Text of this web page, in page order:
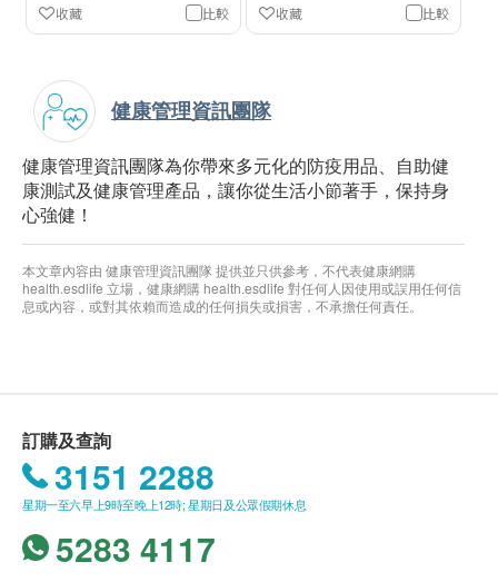
比較
收藏 比較
收藏
健康管理資訊團隊
健康管理資訊團隊為你帶來多元化的防疫用品、自助健
康測試及健康管理產品，讓你從生活小節著手，保持身
心強健！
本文章內容由 健康管理資訊團隊 提供並只供參考，不代表健康網購
health.esdlife 立場，健康網購 health.esdlife 對任何人因使用或誤用任何信
息或內容，或對其依賴而造成的任何損失或損害，不承擔任何責任。
訂購及查詢
3151 2288
星期一至六早上9時至晚上12時; 星期日及公眾假期休息
5283 4117